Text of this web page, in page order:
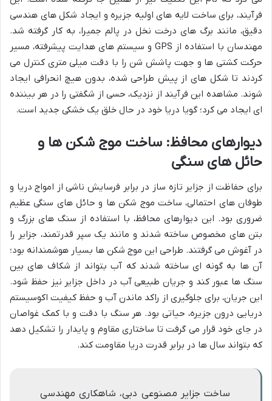
فرآیند، برای ساخت لایه های اولیه جزیره و ایجاد شکل های هندسی
دقیق، مانند برگ های درخت نخل در پالم جمیرا، به کار گرفته شد.
مهندسان با استفاده از GPS و سیستم های هدایت پیشرفته، مسیر
حرکت کشتی ها و جهت پاشش شن را با دقت میلی متری کنترل می
کردند تا شکل های از پیش طراحی شده، بدون هیچ انحرافی ایجاد
شوند. مشاهده این فرآیند از نزدیک، حسی از شگفتی را در هر بیننده
ای ایجاد می کرد؛ گویا دریا خود در حال خلق یک خشکی جدید است.
دیوارهای محافظ: ساخت موج شکن ها و
حائل های سنگی
برای حفاظت از جزایر تازه ساز در برابر فرسایش ناشی از امواج دریا و
طوفان های احتمالی، ساخت موج شکن ها و حائل های سنگی عظیم
ضروری بود. این دیوارهای محافظ، با استفاده از سنگ های بزرگ و
بتن های مخصوص ساخته شدند و مانند یک سپر قدرتمند، جزایر را
در آغوش می گرفتند. طراحی این موج شکن ها بسیار هوشمندانه بود؛
آن ها به گونه ای ساخته شدند که آب بتواند از شکاف های بین
سنگ ها عبور کند و جریان طبیعی آب در داخل جزایر نیز حفظ شود.
این جریان، برای جلوگیری از راکد ماندن آب و حفظ کیفیت اکوسیستم
دریایی درون جزیره، حیاتی بود. هر سنگ با دقت و با کمک غواصان
در جای خود قرار می گرفت تا ساختاری مقاوم و پایدار را تشکیل دهد
که بتواند سال ها در برابر قدرت دریا مقاومت کند.
ساخت جزایر مصنوعی دبی، شاهکاری مهندسی